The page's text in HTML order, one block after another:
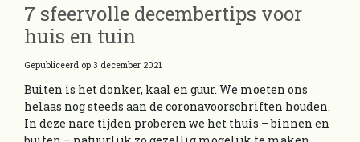
7 sfeervolle decembertips voor
huis en tuin
Gepubliceerd op 3 december 2021
Buiten is het donker, kaal en guur. We moeten ons
helaas nog steeds aan de coronavoorschriften houden.
In deze nare tijden proberen we het thuis – binnen en